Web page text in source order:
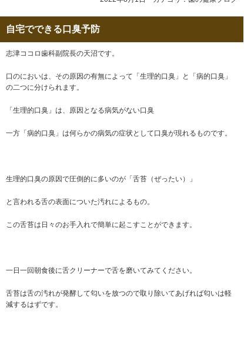
自宅でできる口臭予防
志津ココロ歯科副院長の天沼です。
口のにおいは、その原因の有無によって「生理的口臭」と「病的口臭」
の二つに分けられます。
「生理的口臭」は、原因となる病気がない口臭
一方「病的口臭」は何らかの病気の症状として口臭が現れるものです。
生理的口臭の原因で圧倒的に多いのが「舌苔（ぜったい）」
と言われる舌の表面についた汚れによるもの。
この舌苔は日々のお手入れで簡単に起こすことができます。
一日一回朝食後に舌クリーナーで舌を磨いてみてください。
舌苔は舌の汚れが発酵して匂いを放つので取り除いてあげれば匂いは軽
減するはずです。